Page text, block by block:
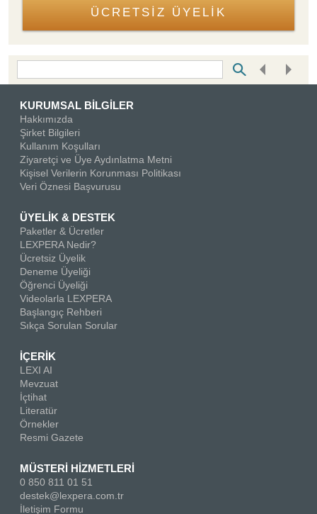
ÜCRETSİZ ÜYELİK
KURUMSAL BİLGİLER
Hakkımızda
Şirket Bilgileri
Kullanım Koşulları
Ziyaretçi ve Üye Aydınlatma Metni
Kişisel Verilerin Korunması Politikası
Veri Öznesi Başvurusu
ÜYELİK & DESTEK
Paketler & Ücretler
LEXPERA Nedir?
Ücretsiz Üyelik
Deneme Üyeliği
Öğrenci Üyeliği
Videolarla LEXPERA
Başlangıç Rehberi
Sıkça Sorulan Sorular
İÇERİK
LEXI AI
Mevzuat
İçtihat
Literatür
Örnekler
Resmi Gazete
MÜSTERİ HİZMETLERİ
0 850 811 01 51
destek@lexpera.com.tr
İletişim Formu